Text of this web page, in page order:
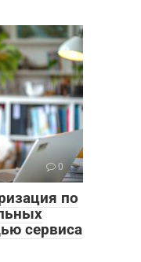
0
по
сервиса